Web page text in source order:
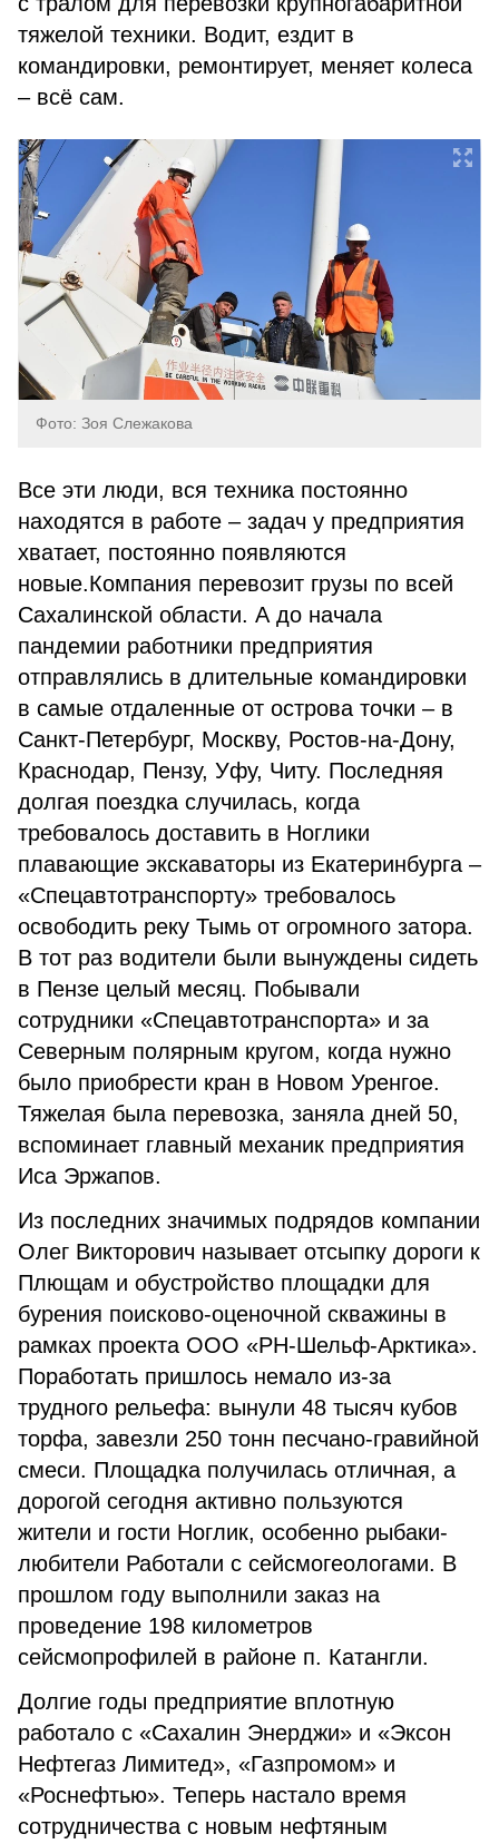
тяжелой техники. Водит, ездит в
командировки, ремонтирует, меняет колеса
– всё сам.
Фото: Зоя Слежакова
Все эти люди, вся техника постоянно
находятся в работе – задач у предприятия
хватает, постоянно появляются
новые.Компания перевозит грузы по всей
Сахалинской области. А до начала
пандемии работники предприятия
отправлялись в длительные командировки
в самые отдаленные от острова точки – в
Санкт-Петербург, Москву, Ростов-на-Дону,
Краснодар, Пензу, Уфу, Читу. Последняя
долгая поездка случилась, когда
требовалось доставить в Ноглики
плавающие экскаваторы из Екатеринбурга –
«Спецавтотранспорту» требовалось
освободить реку Тымь от огромного затора.
В тот раз водители были вынуждены сидеть
в Пензе целый месяц. Побывали
сотрудники «Спецавтотранспорта» и за
Северным полярным кругом, когда нужно
было приобрести кран в Новом Уренгое.
Тяжелая была перевозка, заняла дней 50,
вспоминает главный механик предприятия
Иса Эржапов.
Из последних значимых подрядов компании
Олег Викторович называет отсыпку дороги к
Плющам и обустройство площадки для
бурения поисково-оценочной скважины в
рамках проекта ООО «РН-Шельф-Арктика».
Поработать пришлось немало из-за
трудного рельефа: вынули 48 тысяч кубов
торфа, завезли 250 тонн песчано-гравийной
смеси. Площадка получилась отличная, а
дорогой сегодня активно пользуются
жители и гости Ноглик, особенно рыбаки-
любители Работали с сейсмогеологами. В
прошлом году выполнили заказ на
проведение 198 километров
сейсмопрофилей в районе п. Катангли.
Долгие годы предприятие вплотную
работало с «Сахалин Энерджи» и «Эксон
Нефтегаз Лимитед», «Газпромом» и
«Роснефтью». Теперь настало время
сотрудничества с новым нефтяным